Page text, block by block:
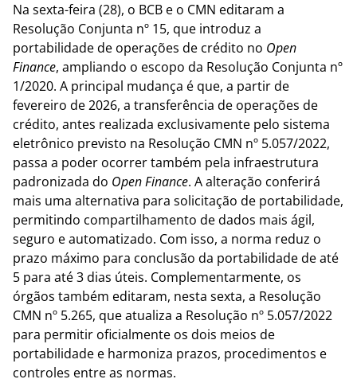
Na sexta-feira (28), o BCB e o CMN editaram a
Resolução Conjunta nº 15, que introduz a
portabilidade de operações de crédito no Open
Finance, ampliando o escopo da Resolução Conjunta nº
1/2020. A principal mudança é que, a partir de
fevereiro de 2026, a transferência de operações de
crédito, antes realizada exclusivamente pelo sistema
eletrônico previsto na Resolução CMN nº 5.057/2022,
passa a poder ocorrer também pela infraestrutura
padronizada do Open Finance. A alteração conferirá
mais uma alternativa para solicitação de portabilidade,
permitindo compartilhamento de dados mais ágil,
seguro e automatizado. Com isso, a norma reduz o
prazo máximo para conclusão da portabilidade de até
5 para até 3 dias úteis. Complementarmente, os
órgãos também editaram, nesta sexta, a Resolução
CMN nº 5.265, que atualiza a Resolução nº 5.057/2022
para permitir oficialmente os dois meios de
portabilidade e harmoniza prazos, procedimentos e
controles entre as normas.